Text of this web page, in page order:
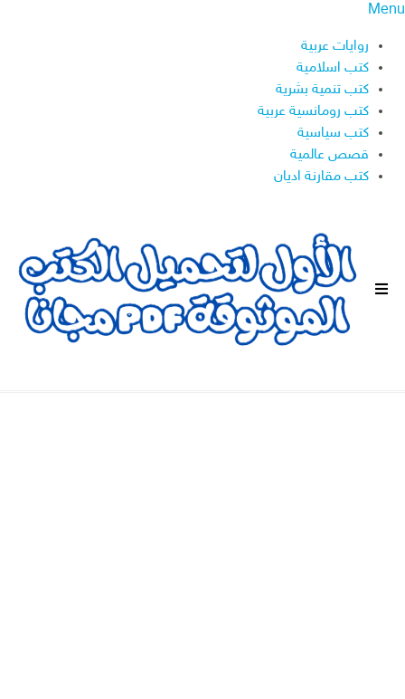
Menu
روايات عربية
كتب اسلامية
كتب تنمية بشرية
كتب رومانسية عربية
كتب سياسية
قصص عالمية
كتب مقارنة اديان
ا